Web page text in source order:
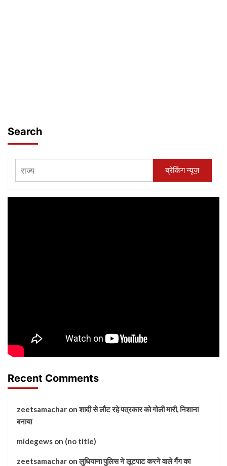
Search
ब्रेकिंग न्यूज़
Recent Comments
zeetsamachar onशादी से लौट रहे पत्रकार को गोली मारी, निशाना
बनाया
midegews on (no title)
zeetsamachar onलुधियाना पुलिस ने लूटपाट करने वाले गैंग का